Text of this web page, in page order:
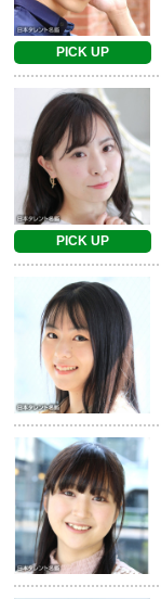
PICK UP
PICK UP